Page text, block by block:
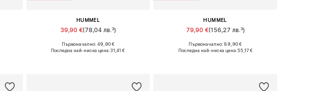
HUMMEL
39,90 €(78,04 лв.³)
Налични размери: XS, S, M, L
Първоначално: 49,90 €
Последна най-ниска цена:31,41 €
HUMMEL
79,90 €(156,27 лв.³)
Налични размери: XS, S, M, L, XL
Първоначално: 89,90 €
Последна най-ниска цена:55,17 €